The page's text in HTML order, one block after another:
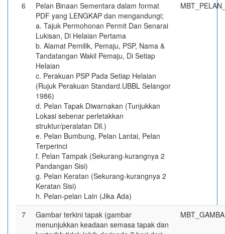
6
Pelan Binaan Sementara dalam format
PDF yang LENGKAP dan mengandungi;
a. Tajuk Permohonan Permit Dan Senarai
Lukisan, Di Helaian Pertama
b. Alamat Pemilik, Pemaju, PSP, Nama &
Tandatangan Wakil Pemaju, Di Setiap
Helaian
c. Perakuan PSP Pada Setiap Helaian
(Rujuk Perakuan Standard.UBBL Selangor
1986)
d. Pelan Tapak Diwarnakan (Tunjukkan
Lokasi sebenar perletakkan
struktur/peralatan Dll.)
e. Pelan Bumbung, Pelan Lantai, Pelan
Terperinci
f. Pelan Tampak (Sekurang-kurangnya 2
Pandangan Sisi)
g. Pelan Keratan (Sekurang-kurangnya 2
Keratan Sisi)
h. Pelan-pelan Lain (Jika Ada)
7
Gambar terkini tapak (gambar
menunjukkan keadaan semasa tapak dan